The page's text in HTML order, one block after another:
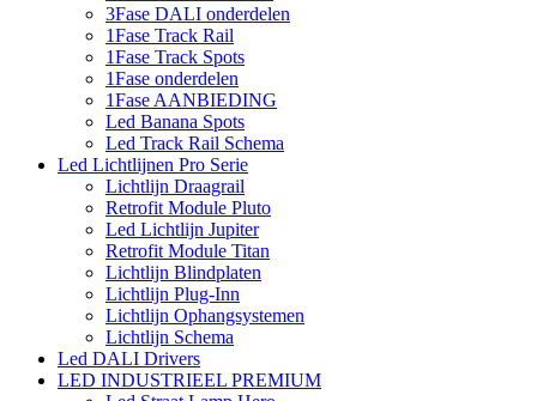
3Fase DALI onderdelen
1Fase Track Rail
1Fase Track Spots
1Fase onderdelen
1Fase AANBIEDING
Led Banana Spots
Led Track Rail Schema
Led Lichtlijnen Pro Serie
Lichtlijn Draagrail
Retrofit Module Pluto
Led Lichtlijn Jupiter
Retrofit Module Titan
Lichtlijn Blindplaten
Lichtlijn Plug-Inn
Lichtlijn Ophangsystemen
Lichtlijn Schema
Led DALI Drivers
LED INDUSTRIEEL PREMIUM